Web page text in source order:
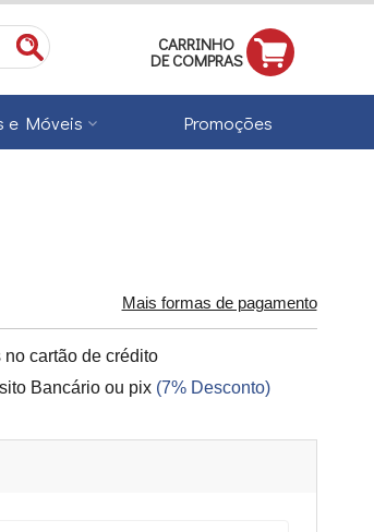
CARRINHO
DE COMPRAS
e Móveis Promoções
Mais formas de pagamento
no cartão de crédito
Bancário ou pix (7% Desconto)